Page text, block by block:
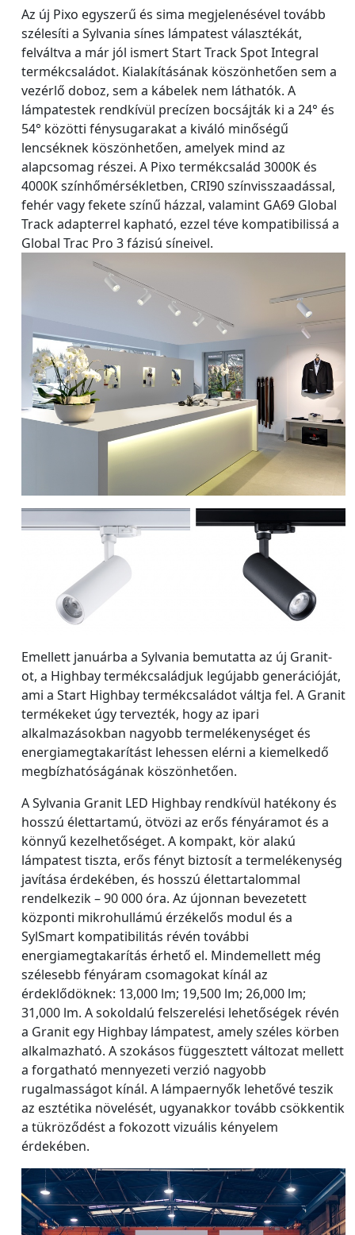
Az új Pixo egyszerű és sima megjelenésével tovább
szélesíti a Sylvania sínes lámpatest választékát,
felváltva a már jól ismert Start Track Spot Integral
termékcsaládot. Kialakításának köszönhetően sem a
vezérlő doboz, sem a kábelek nem láthatók. A
lámpatestek rendkívül precízen bocsájták ki a 24° és
54° közötti fénysugarakat a kiváló minőségű
lencséknek köszönhetően, amelyek mind az
alapcsomag részei. A Pixo termékcsalád 3000K és
4000K színhőmérsékletben, CRI90 színvisszaadással,
fehér vagy fekete színű házzal, valamint GA69 Global
Track adapterrel kapható, ezzel téve kompatibilissá a
Global Trac Pro 3 fázisú síneivel.
Emellett januárba a Sylvania bemutatta az új Granit-
ot, a Highbay termékcsaládjuk legújabb generációját,
ami a Start Highbay termékcsaládot váltja fel. A Granit
termékeket úgy tervezték, hogy az ipari
alkalmazásokban nagyobb termelékenységet és
energiamegtakarítást lehessen elérni a kiemelkedő
megbízhatóságának köszönhetően.
A Sylvania Granit LED Highbay rendkívül hatékony és
hosszú élettartamú, ötvözi az erős fényáramot és a
könnyű kezelhetőséget. A kompakt, kör alakú
lámpatest tiszta, erős fényt biztosít a termelékenység
javítása érdekében, és hosszú élettartalommal
rendelkezik – 90 000 óra. Az újonnan bevezetett
központi mikrohullámú érzékelős modul és a
SylSmart kompatibilitás révén további
energiamegtakarítás érhető el. Mindemellett még
szélesebb fényáram csomagokat kínál az
érdeklődöknek: 13,000 lm; 19,500 lm; 26,000 lm;
31,000 lm. A sokoldalú felszerelési lehetőségek révén
a Granit egy Highbay lámpatest, amely széles körben
alkalmazható. A szokásos függesztett változat mellett
a forgatható mennyezeti verzió nagyobb
rugalmasságot kínál. A lámpaernyők lehetővé teszik
az esztétika növelését, ugyanakkor tovább csökkentik
a tükröződést a fokozott vizuális kényelem
érdekében.